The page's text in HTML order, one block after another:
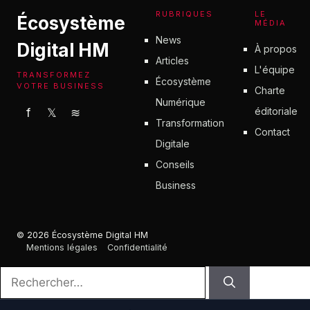
Écosystème
Digital HM
TRANSFORMEZ
VOTRE BUSINESS
f 𝕏 ≋
RUBRIQUES
News
Articles
Écosystème
Numérique
Transformation
Digitale
Conseils
Business
LE
MÉDIA
À propos
L'équipe
Charte
éditoriale
Contact
© 2026 Écosystème Digital HM
Mentions légales
Confidentialité
Rechercher :